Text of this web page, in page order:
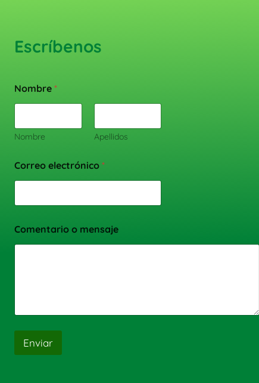
Escríbenos
Nombre *
Nombre Apellidos
Correo electrónico *
Comentario o mensaje
Enviar